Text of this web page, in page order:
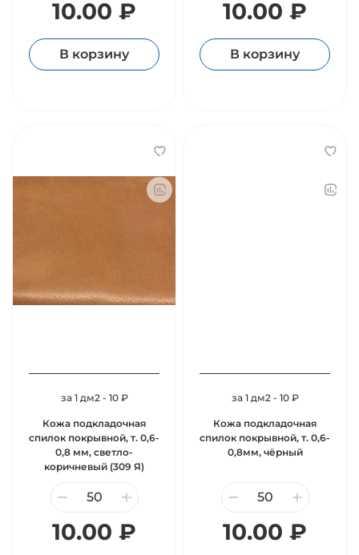
10.00 ₽
В корзину
10.00 ₽
В корзину
за 1 дм2 - 10 ₽
Кожа подкладочная
спилок покрывной, т. 0,6-
0,8 мм, светло-
коричневый (309 Я)
10.00 ₽
за 1 дм2 - 10 ₽
Кожа подкладочная
спилок покрывной, т. 0,6-
0,8мм, чёрный
10.00 ₽